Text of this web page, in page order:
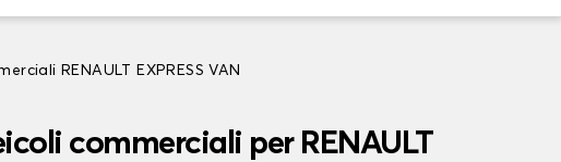
RENAULT EXPRESS VAN
commerciali per RENAULT